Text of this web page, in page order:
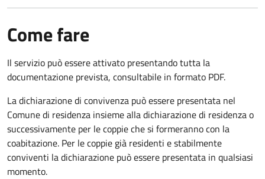
Come fare
Il servizio può essere attivato presentando tutta la
documentazione prevista, consultabile in formato PDF.
La dichiarazione di convivenza può essere presentata nel
Comune di residenza insieme alla dichiarazione di residenza o
successivamente per le coppie che si formeranno con la
coabitazione. Per le coppie già residenti e stabilmente
conviventi la dichiarazione può essere presentata in qualsiasi
momento.